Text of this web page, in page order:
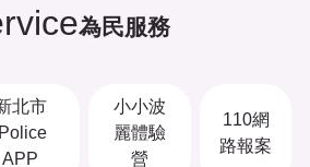
為民服務
北市
APP
小小波
麗體驗
營
110網
路報案